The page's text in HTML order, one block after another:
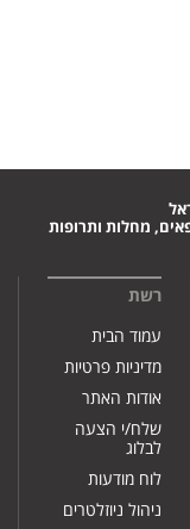
מחלות ותרופות
רשת
עמוד הבית
מדיניות פרטיות
אודות האתר
שלח/י הצעה
לבלוג
לוח מודעות
ניהול ניוזלטרים